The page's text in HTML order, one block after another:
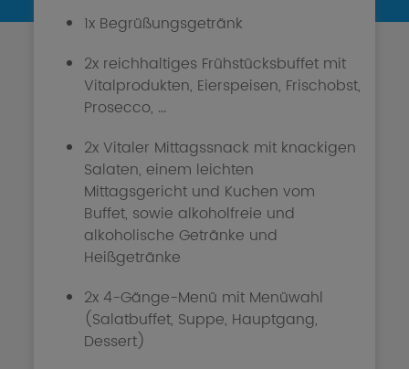
1x Begrüßungsgetränk
2x reichhaltiges Frühstücksbuffet mit
Vitalprodukten, Eierspeisen, Frischobst,
Prosecco, ...
2x Vitaler Mittagssnack mit knackigen
Salaten, einem leichten
Mittagsgericht und Kuchen vom
Buffet, sowie alkoholfreie und
alkoholische Getränke und
Heißgetränke
2x 4-Gänge-Menü mit Menüwahl
(Salatbuffet, Suppe, Hauptgang,
Dessert)